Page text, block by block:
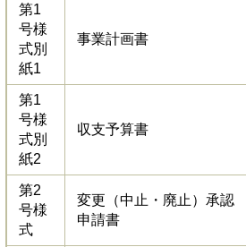
第1
号様
式別
紙1
事業計画書
第1
号様
式別
紙2
収支予算書
第2
号様
式
変更（中止・廃止）承認
申請書